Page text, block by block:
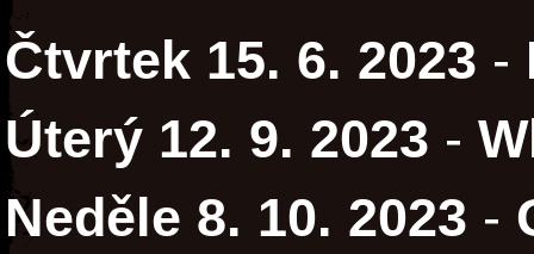
Čtvrtek 15. 6. 2023 -
Úterý 12. 9. 2023 -
Neděle 8. 10. 2023 -